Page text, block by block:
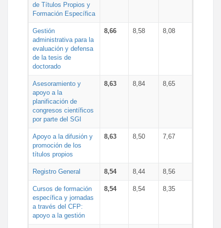
de Títulos Propios y
Formación Específica
Gestión
administrativa para la
evaluación y defensa
de la tesis de
doctorado
8,66 8,58 8,08
Asesoramiento y
apoyo a la
planificación de
congresos científicos
por parte del SGI
8,63 8,84 8,65
Apoyo a la difusión y
promoción de los
títulos propios
8,63 8,50 7,67
Registro General 8,54 8,44 8,56
Cursos de formación
específica y jornadas
a través del CFP:
apoyo a la gestión
8,54 8,54 8,35